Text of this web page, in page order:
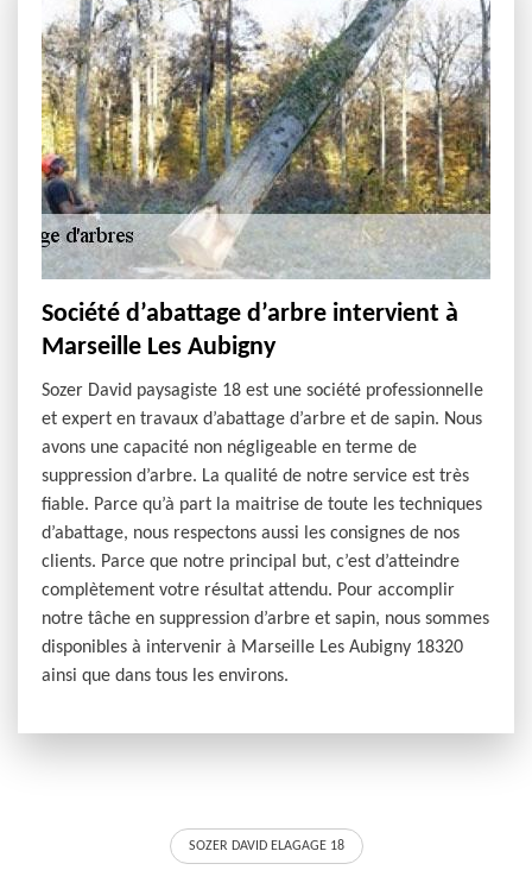
Société d’abattage d’arbre intervient à
Marseille Les Aubigny
Sozer David paysagiste 18 est une société professionnelle
et expert en travaux d’abattage d’arbre et de sapin. Nous
avons une capacité non négligeable en terme de
suppression d’arbre. La qualité de notre service est très
fiable. Parce qu’à part la maitrise de toute les techniques
d’abattage, nous respectons aussi les consignes de nos
clients. Parce que notre principal but, c’est d’atteindre
complètement votre résultat attendu. Pour accomplir
notre tâche en suppression d’arbre et sapin, nous sommes
disponibles à intervenir à Marseille Les Aubigny 18320
ainsi que dans tous les environs.
SOZER DAVID ELAGAGE 18